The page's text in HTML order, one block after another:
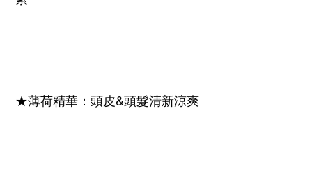
★薄荷精華：頭皮&頭髮清新涼爽